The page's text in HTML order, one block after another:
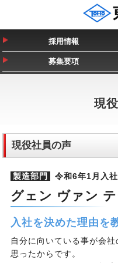
採用情報
募集要項
現
現役社員の声
製造部門 令和6年1月入
グェン ヴァン
入社を決めた理由を
自分に向いている事が会
思ったからです。